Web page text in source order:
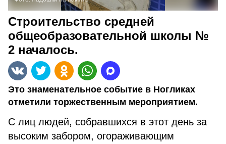
Строительство средней
общеобразовательной школы №
2 началось.
Это знаменательное событие в Ногликах
отметили торжественным мероприятием.
С лиц людей, собравшихся в этот день за
высоким забором, огораживающим